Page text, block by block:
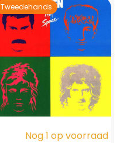
Tweedehands
Nog 1 op voorraad